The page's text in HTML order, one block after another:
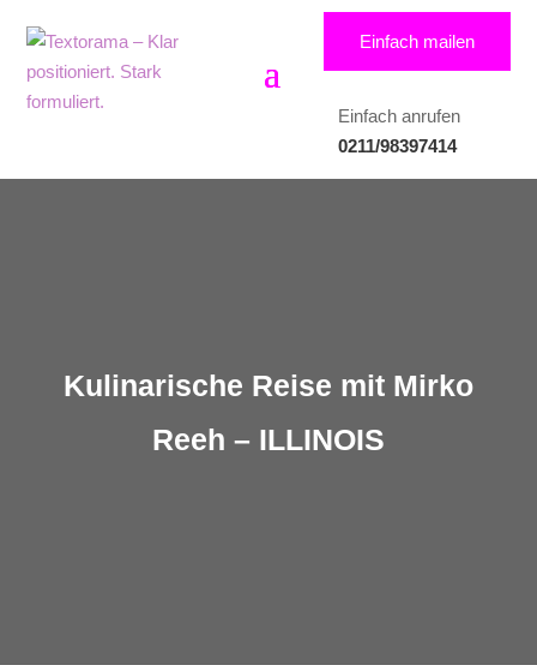
Einfach mailen
Einfach anrufen
0211/98397414
Kulinarische Reise mit Mirko
Reeh – ILLINOIS